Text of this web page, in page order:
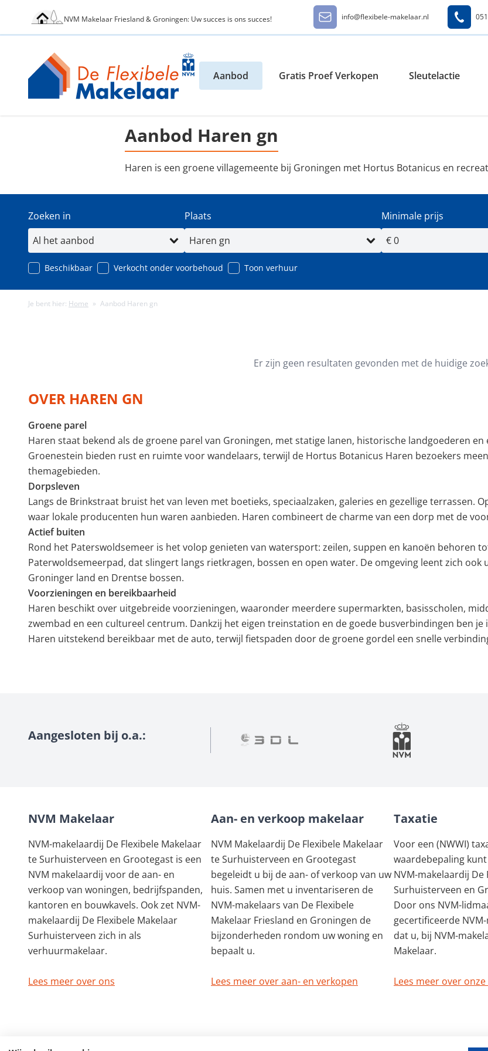
NVM Makelaar Friesland & Groningen: Uw succes is ons succes! info@flexibele-makelaar.nl
Aanbod Gratis Proef Verkopen Sleutelactie
Aanbod Haren gn
Haren is een groene villagemeente bij Groningen met Hortus Botanicus en
Zoeken in Plaats Minimale prijs
Beschikbaar Verkocht onder voorbehoud Toon verhuur
Minimale energielabel
Je bent hier: Home » Aanbod Haren gn
Er zijn geen resultaten gevonden met de huidige
OVER HAREN GN
Groene parel
Haren staat bekend als de groene parel van Groningen, met statige lanen, historische landgoederen
Groenestein bieden rust en ruimte voor wandelaars, terwijl de Hortus Botanicus Haren bezoekers
themagebieden.
Dorpsleven
Langs de Brinkstraat bruist het van leven met boetieks, speciaalzaken, galeries en gezellige terrassen.
waar lokale producenten hun waren aanbieden. Haren combineert de charme van een dorp met de
Actief buiten
Rond het Paterswoldsemeer is het volop genieten van watersport: zeilen, suppen en kanoën behoren
Paterwoldsemeerpad, dat slingert langs rietkragen, bossen en open water. De omgeving leent zich
Groninger land en Drentse bossen.
Voorzieningen en bereikbaarheid
Haren beschikt over uitgebreide voorzieningen, waaronder meerdere supermarkten, basisscholen,
zwembad en een cultureel centrum. Dankzij het eigen treinstation en de goede busverbindingen ben
Haren uitstekend bereikbaar met de auto, terwijl fietspaden door de groene gordel een snelle
Aangesloten bij o.a.:
NVM Makelaar
NVM-makelaardij De Flexibele Makelaar
te Surhuisterveen en Grootegast is een
NVM makelaardij voor de aan- en
verkoop van woningen, bedrijfspanden,
kantoren en bouwkavels. Ook zet NVM-
makelaardij De Flexibele Makelaar
Surhuisterveen zich in als
verhuurmakelaar.
Lees meer over ons
Aan- en verkoop makelaar
NVM Makelaardij De Flexibele Makelaar
te Surhuisterveen en Grootegast
begeleidt u bij de aan- of verkoop van uw
huis. Samen met u inventariseren de
NVM-makelaars van De Flexibele
Makelaar Friesland en Groningen de
bijzonderheden rondom uw woning en
bepaalt u.
Lees meer over aan- en verkopen
Taxatie
Voor een (NWWI)
waardebepaling
NVM-makelaardij De
Surhuisterveen en
Door ons NVM-
gecertificeerde
dat u, bij NVM-
Makelaar.
Lees meer over